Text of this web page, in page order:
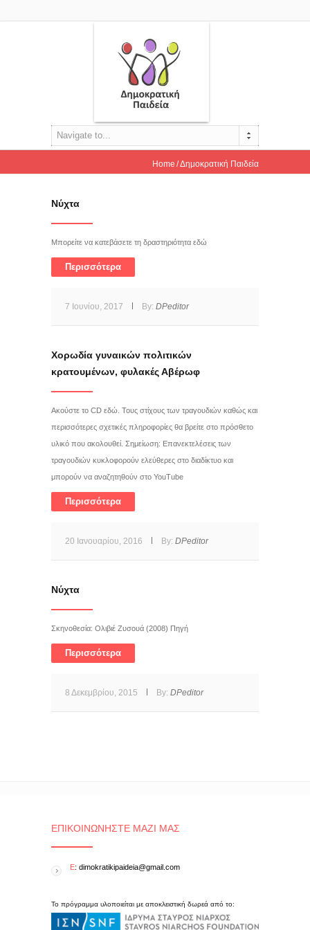
Navigate to...
Home Δημοκρατική Παιδεία
Νύχτα
Μπορείτε να κατεβάσετε τη δραστηριότητα εδώ
Περισσότερα
7 Ιουνίου, 2017 By: DPeditor
Χορωδία γυναικών πολιτικών
κρατουμένων, φυλακές Αβέρωφ
Ακούστε το CD εδώ. Τους στίχους των τραγουδιών καθώς και
περισσότερες σχετικές πληροφορίες θα βρείτε στο πρόσθετο
υλικό που ακολουθεί. Σημείωση: Επανεκτελέσεις των
τραγουδιών κυκλοφορούν ελεύθερες στο διαδίκτυο και
μπορούν να αναζητηθούν στο YouTube
Περισσότερα
20 Ιανουαρίου, 2016 By: DPeditor
Νύχτα
Σκηνοθεσία: Ολιβιέ Ζυσουά (2008) Πηγή
Περισσότερα
8 Δεκεμβρίου, 2015 By: DPeditor
ΕΠΙΚΟΙΝΩΝΉΣΤΕ ΜΑΖΊ ΜΑΣ
E: dimokratikipaideia@gmail.com
Το πρόγραμμα υλοποιείται με αποκλειστική δωρεά από το: